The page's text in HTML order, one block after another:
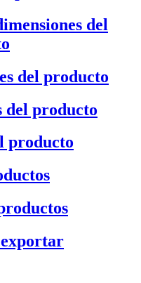
del
del producto
del producto
producto